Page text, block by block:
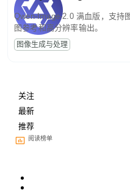
Qwen-Image-2.0 满血版，支持
图参考和高分辨率输出。
图像生成与处理
关注
最新
推荐
阅读榜单